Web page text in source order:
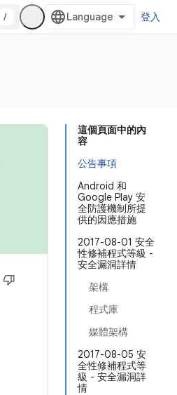
/ 登入
這個頁面中的內
容
公告事項
Android 和
Google Play 安
全防護機制所提
供的因應措施
2017-08-01 安全
性修補程式等級 -
安全漏洞詳情
架構
程式庫
媒體架構
2017-08-05 安
全性修補程式等
級 - 安全漏洞詳
情